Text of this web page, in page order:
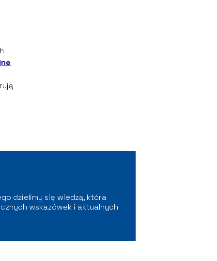
dzielimy się wiedzą, która
wskazówek i aktualnych